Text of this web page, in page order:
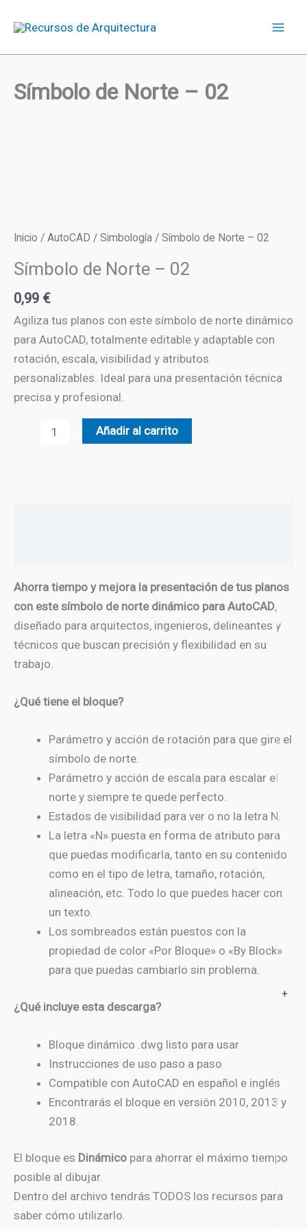
Símbolo de Norte – 02
Inicio / AutoCAD / Simbología / Símbolo de Norte – 02
Símbolo de Norte – 02
0,99 €
Agiliza tus planos con este símbolo de norte dinámico
para AutoCAD, totalmente editable y adaptable con
rotación, escala, visibilidad y atributos
personalizables. Ideal para una presentación técnica
precisa y profesional.
Símbolo
+
Añadir al carrito
Ahorra tiempo y mejora la presentación de tus planos
con este símbolo de norte dinámico para AutoCAD,
diseñado para arquitectos, ingenieros, delineantes y
técnicos que buscan precisión y flexibilidad en su
trabajo.
¿Qué tiene el bloque?
Parámetro y acción de rotación para que gire el
símbolo de norte.
Parámetro y acción de escala para escalar el
norte y siempre te quede perfecto.
Estados de visibilidad para ver o no la letra N.
La letra «N» puesta en forma de atributo para
que puedas modificarla, tanto en su contenido
como en el tipo de letra, tamaño, rotación,
alineación, etc. Todo lo que puedes hacer con
un texto.
Los sombreados están puestos con la
propiedad de color «Por Bloque» o «By Block»
para que puedas cambiarlo sin problema.
¿Qué incluye esta descarga?
Bloque dinámico .dwg listo para usar
Instrucciones de uso paso a paso
Compatible con AutoCAD en español e inglés
Encontrarás el bloque en versión 2010, 2013 y
2018.
El bloque es Dinámico para ahorrar el máximo tiempo
posible al dibujar.
Dentro del archivo tendrás TODOS los recursos para
saber cómo utilizarlo.
-
02